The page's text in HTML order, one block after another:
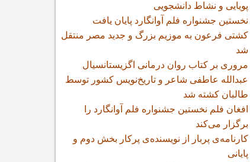
پویایی و نشاط دانشجویی
نخستین جشنواره فلم آوانگارد پایان یافت
کشتی فرعون به موزیم بزرگ و جدید مصر منتقل
شد
مروری بر کتاب روان درمانی اگزیستانسیال
عبدالله عاطفی شاعر و تاریخ‌نویس کشور توسط
طالبان کشته شد
افغان فلم نخستین جشنواره فلم آوانگارد را
برگزار می‌کند
کارنامه‌ی پربار از نویسنده‌ی پرکار بخش دوم و
پایانی